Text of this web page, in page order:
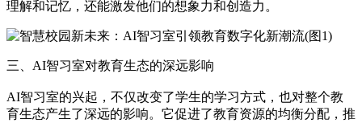
理解和记忆，还能激发他们的想象力和创造力。
三、AI智习室对教育生态的深远影响
AI智习室的兴起，不仅改变了学生的学习方式，也对整个教
育生态产生了深远的影响。它促进了教育资源的均衡分配，推